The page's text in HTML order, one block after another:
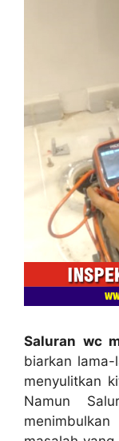
Saluran wc
biarkan lama-
menyulitkan
Nаmun